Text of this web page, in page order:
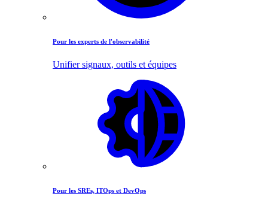
Pour les experts de l'observabilité
Unifier signaux, outils et équipes
Pour les SREs, ITOps et DevOps